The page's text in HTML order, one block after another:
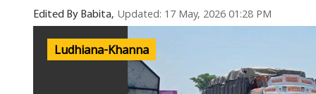
Edited By Babita, Updated: 17 May, 2026 01:28 PM
Ludhiana-Khanna